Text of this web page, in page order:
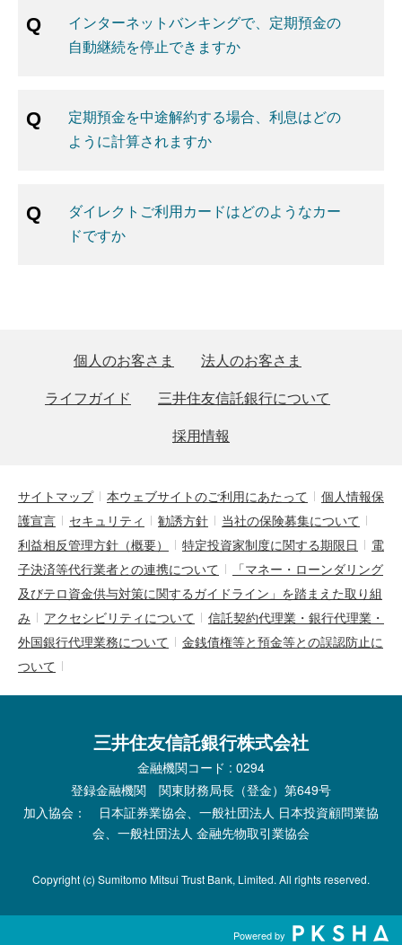
インターネットバンキングで、定期預金の
自動継続を停止できますか
定期預金を中途解約する場合、利息はどの
ように計算されますか
ダイレクトご利用カードはどのようなカー
ドですか
個人のお客さま
法人のお客さま
ライフガイド
三井住友信託銀行について
採用情報
サイトマップ 本ウェブサイトのご利用にあたって
個人情報保
護宣言
セキュリティ 勧誘方針
当社の保険募集について
利益相反管理方針（概要）
特定投資家制度に関する期限日
電
子決済等代行業者との連携について
「マネー・ローンダリング
及びテロ資金供与対策に関するガイドライン」を踏まえた取り組
み
アクセシビリティについて
信託契約代理業・銀行代理業・
外国銀行代理業務について
金銭債権等と預金等との誤認防止に
ついて
三井住友信託銀行株式会社
金融機関コード : 0294
登録金融機関 関東財務局長（登金）第649号
加入協会： 日本証券業協会、一般社団法人 日本投資顧問業協
会、一般社団法人 金融先物取引業協会
Copyright (c) Sumitomo Mitsui Trust Bank, Limited. All rights reserved.
Powered by